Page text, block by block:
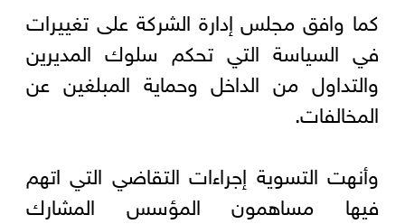
كما وافق مجلس إدارة الشركة على تغييرات
في السياسة التي تحكم سلوك المديرين
والتداول من الداخل وحماية المبلغين عن
المخالفات.
وأنهت التسوية إجراءات التقاضي التي اتهم
فيها مساهمون المؤسس المشارك